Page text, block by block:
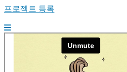
프로젝트 등록